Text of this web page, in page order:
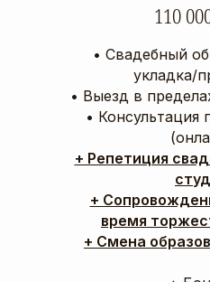
110
‌• Свадебный
укладка/
‌• Выезд в
‌• Консультация
+ Репетиция
+
время
+ Смена